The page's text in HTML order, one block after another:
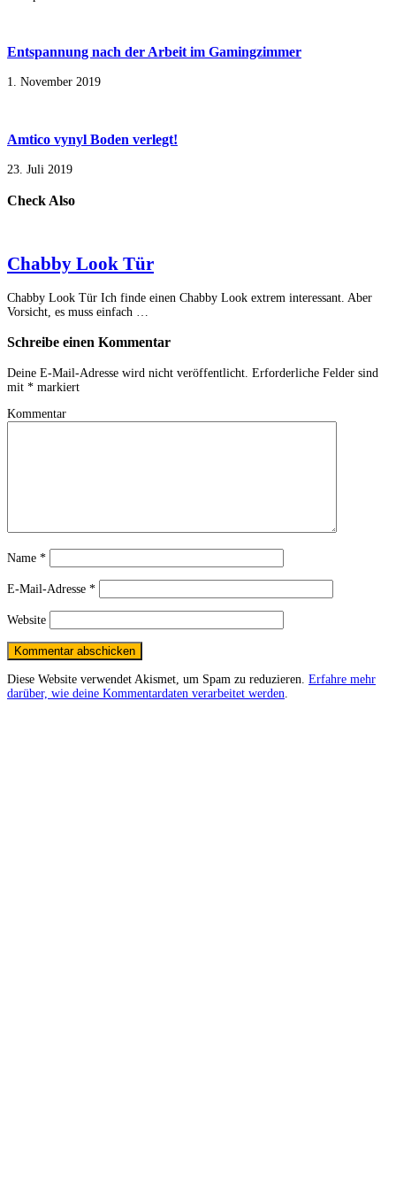
Entspannung nach der Arbeit im Gamingzimmer
1. November 2019
Amtico vynyl Boden verlegt!
23. Juli 2019
Check Also
Chabby Look Tür
Chabby Look Tür Ich finde einen Chabby Look extrem interessant. Aber
Vorsicht, es muss einfach …
Schreibe einen Kommentar
Deine E-Mail-Adresse wird nicht veröffentlicht. Erforderliche Felder sind
mit * markiert
Kommentar
Name *
E-Mail-Adresse *
Website
Diese Website verwendet Akismet, um Spam zu reduzieren. Erfahre mehr
darüber, wie deine Kommentardaten verarbeitet werden